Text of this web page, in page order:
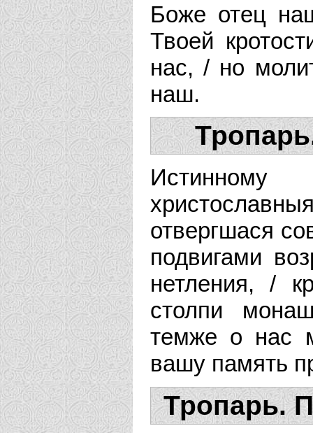
Боже отец
Твоей
нас, / но
наш.
Истинному
отвергшася
подвигами
нетления, /
столпи
темже о нас
вашу память
Тропарь.